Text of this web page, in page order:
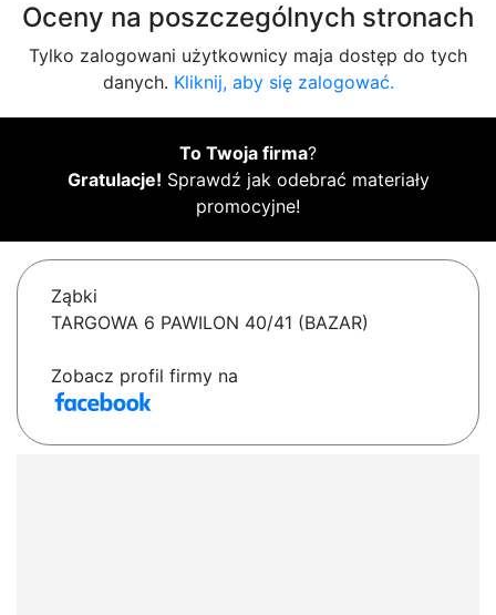
Oceny na poszczególnych stronach
Tylko zalogowani użytkownicy maja dostęp do tych
danych. Kliknij, aby się zalogować.
To Twoja firma?
Gratulacje! Sprawdź jak odebrać materiały
promocyjne!
Ząbki
TARGOWA 6 PAWILON 40/41 (BAZAR)
Zobacz profil firmy na